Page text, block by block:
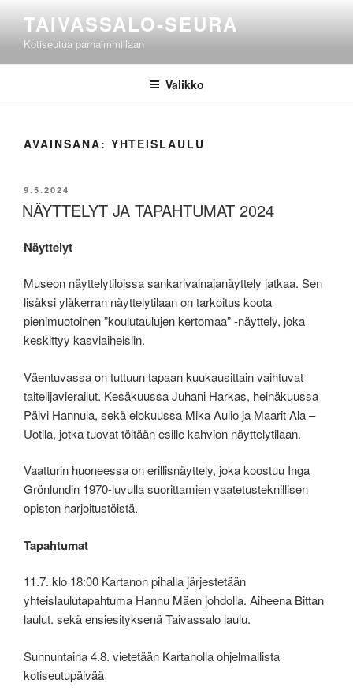
sisältöönTAIVASSALO-SEURA
Kotiseutua parhaimmillaan
Valikko
AVAINSANA: YHTEISLAULU
JULKAISTU
9.5.2024
NÄYTTELYT JA TAPAHTUMAT 2024
Näyttelyt
Museon näyttelytiloissa sankarivainajanäyttely jatkaa. Sen
lisäksi yläkerran näyttelytilaan on tarkoitus koota
pienimuotoinen ”koulutaulujen kertomaa” -näyttely, joka
keskittyy kasviaiheisiin.
Väentuvassa on tuttuun tapaan kuukausittain vaihtuvat
taitelijavierailut. Kesäkuussa Juhani Harkas, heinäkuussa
Päivi Hannula, sekä elokuussa Mika Aulio ja Maarit Ala –
Uotila, jotka tuovat töitään esille kahvion näyttelytilaan.
Vaatturin huoneessa on erillisnäyttely, joka koostuu Inga
Grönlundin 1970-luvulla suorittamien vaatetusteknillisen
opiston harjoitustöistä.
Tapahtumat
11.7. klo 18:00 Kartanon pihalla järjestetään
yhteislaulutapahtuma Hannu Mäen johdolla. Aiheena Bittan
laulut. sekä ensiesityksenä Taivassalo laulu.
Sunnuntaina 4.8. vietetään Kartanolla ohjelmallista
kotiseutupäivää